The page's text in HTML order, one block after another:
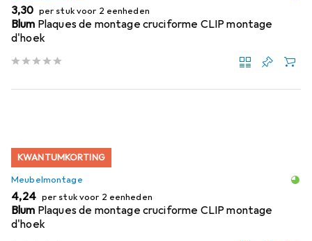
EUR
3,30 per stuk voor 2 eenheden
Blum Plaques de montage cruciforme CLIP montage
d'hoek
KWANTUMKORTING
Meubelmontage
EUR
4,24 per stuk voor 2 eenheden
Blum Plaques de montage cruciforme CLIP montage
d'hoek